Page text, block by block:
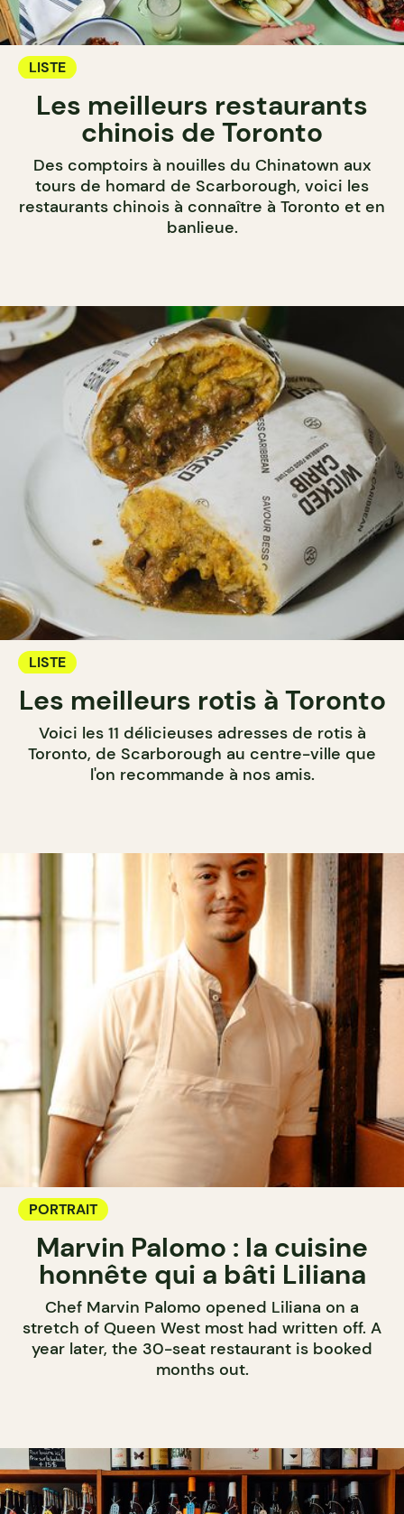
LISTE
Les meilleurs restaurants
chinois de Toronto
Des comptoirs à nouilles du Chinatown aux
tours de homard de Scarborough, voici les
restaurants chinois à connaître à Toronto et en
banlieue.
LISTE
Les meilleurs rotis à Toronto
Voici les 11 délicieuses adresses de rotis à
Toronto, de Scarborough au centre-ville que
l'on recommande à nos amis.
PORTRAIT
Marvin Palomo : la cuisine
honnête qui a bâti Liliana
Chef Marvin Palomo opened Liliana on a
stretch of Queen West most had written off. A
year later, the 30-seat restaurant is booked
months out.